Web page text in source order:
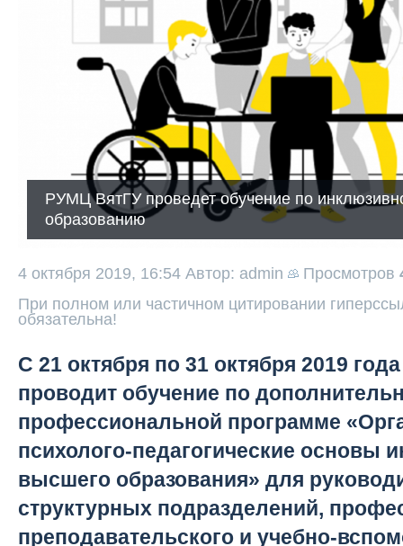
РУМЦ ВятГУ проведет обучение по
образованию
4 октября 2019, 16:54 Автор: admin Просмотров
При полном или частичном цитировании
обязательна!
С 21 октября по 31 октября 2019
проводит обучение по
профессиональной программе
психолого-педагогические основы
высшего образования» для
структурных подразделений,
преподавательского и учебно-